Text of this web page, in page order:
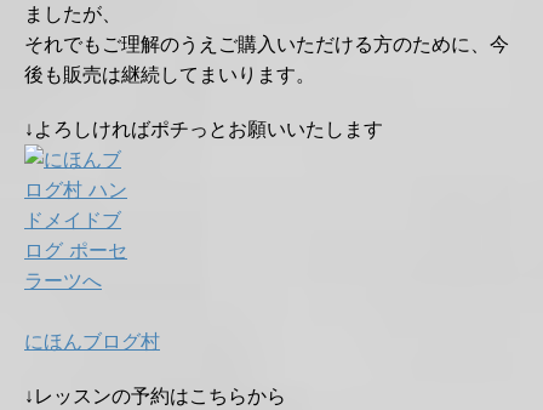
ましたが、
それでもご理解のうえご購入いただける方のために、今
後も販売は継続してまいります。
↓よろしければポチっとお願いいたします
にほんブログ村
↓レッスンの予約はこちらから